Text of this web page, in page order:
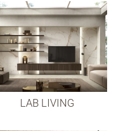
LAB LIVING